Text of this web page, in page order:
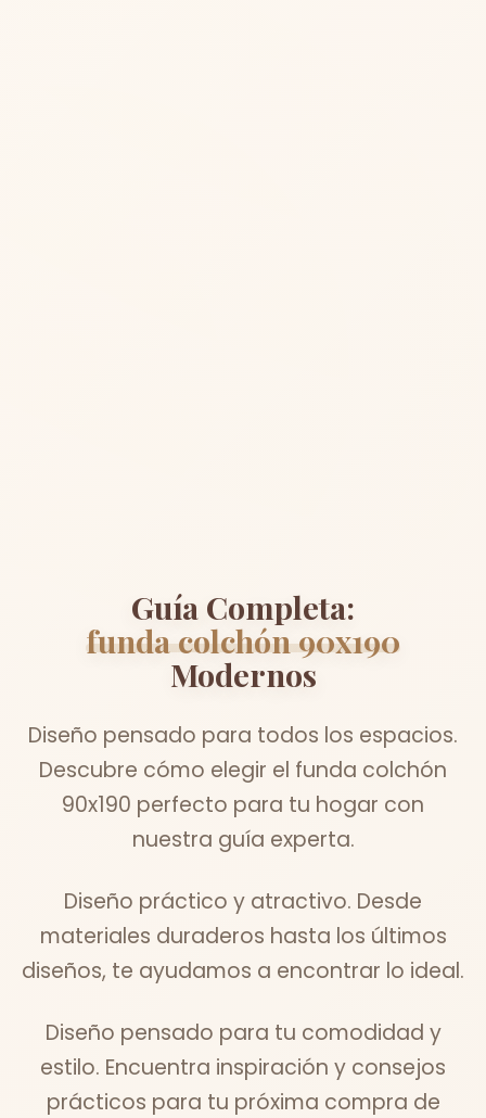
Guía Completa:
funda colchón 90x190
Modernos
Diseño pensado para todos los espacios.
Descubre cómo elegir el funda colchón
90x190 perfecto para tu hogar con
nuestra guía experta.
Diseño práctico y atractivo. Desde
materiales duraderos hasta los últimos
diseños, te ayudamos a encontrar lo ideal.
Diseño pensado para tu comodidad y
estilo. Encuentra inspiración y consejos
prácticos para tu próxima compra de